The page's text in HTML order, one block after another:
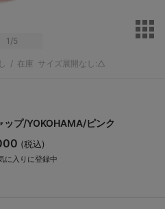
1 /5
/ 在庫 サイズ展開なし:△
ップ/YOKOHAMA/ピンク
(税込)
に入りに登録中